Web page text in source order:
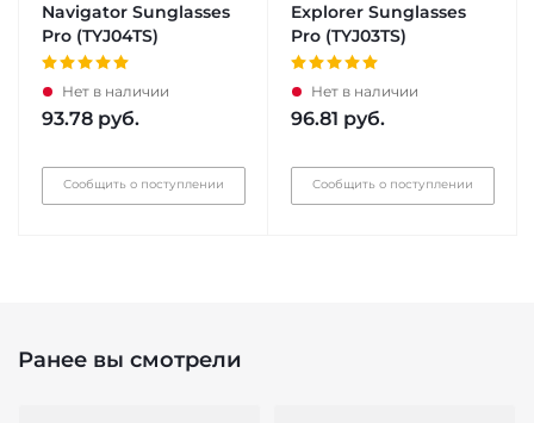
Navigator Sunglasses
Pro (TYJ04TS)
Нет в наличии
93.78 руб.
Сообщить о поступлении
Explorer Sunglasses
Pro (TYJ03TS)
Нет в наличии
96.81 руб.
Сообщить о поступлении
Ранее вы смотрели